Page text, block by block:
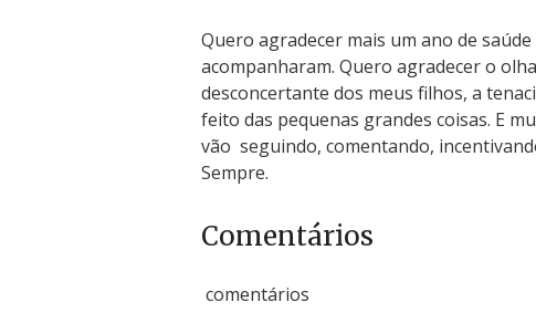
Quero agradecer mais um ano de
acompanharam. Quero agradecer o
desconcertante dos meus filhos, a
feito das pequenas grandes coisas. E
vão seguindo, comentando,
Sempre.
Comentários
comentários